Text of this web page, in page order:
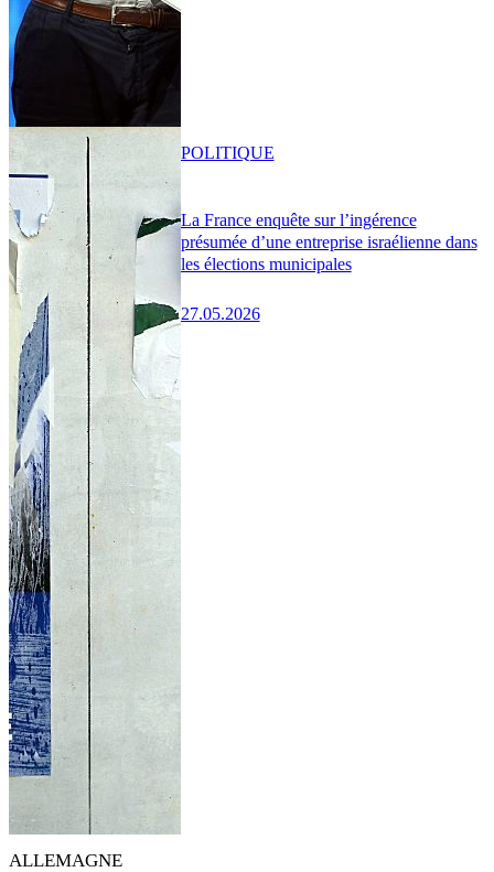
La France enquête sur l’ingérence
présumée d’une entreprise israélienne dans
les élections municipales
27.05.2026
POLITIQUE
ALLEMAGNE